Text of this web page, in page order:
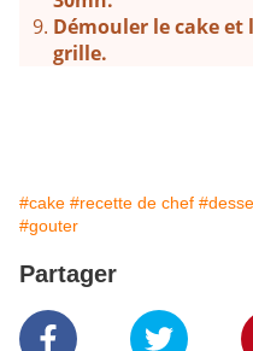
Démouler le cake
grille.
#cake #recette de chef
#gouter
Partager